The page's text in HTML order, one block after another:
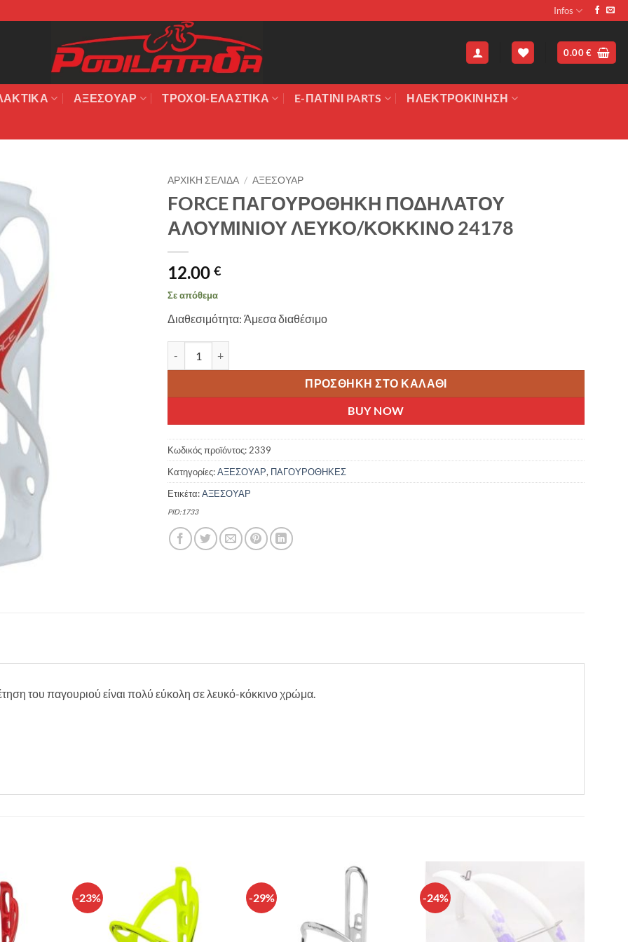
Infos
0.00€
ΑΞΕΣΟΥΆΡ ΤΡΟΧΟΙ-ΕΛΑΣΤΙΚΑ E-ΠΑΤΙΝΙ PARTS ΗΛΕΚΤΡΟΚΙΝΗΣΗ
ΑΡΧΙΚΉ ΣΕΛΊΔΑ / ΑΞΕΣΟΥΑΡ
FORCE ΠΑΓΟΥΡΟΘΗΚΗ ΠΟΔΗΛΑΤΟΥ
ΑΛΟΥΜΙΝΙΟΥ ΛΕΥΚΟ/ΚΟΚΚΙΝΟ 24178
12.00 €
Σε απόθεμα
Διαθεσιμότητα: Άμεσα διαθέσιμο
ΠΡΟΣΘΉΚΗ ΣΤΟ ΚΑΛΆΘΙ
BUY NOW
Κωδικός προϊόντος:2339
Κατηγορίες:ΑΞΕΣΟΥΑΡ, ΠΑΓΟΥΡΟΘΗΚΕΣ
Ετικέτα:ΑΞΕΣΟΥΑΡ
PID:1733
του παγουριού είναι πολύ εύκολη σε λευκό-κόκκινο χρώμα.
Πρόσθήκη
στην λίστα
επιθυμιών
-23%
Πρόσθήκη
στην λίστα
επιθυμιών
-29% -24%
επιθυμιών